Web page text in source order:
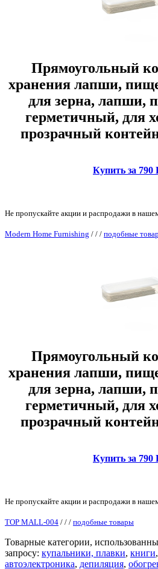
Прямоугольный
хранения лапши,
для зерна, лапши,
герметичный, для
прозрачный
Купить за 790
Не пропускайте акции и распродажи в
Modern Home Furnishing / / / подобные
Прямоугольный
хранения лапши,
для зерна, лапши,
герметичный, для
прозрачный
Купить за 790
Не пропускайте акции и распродажи в
TOP MALL-004 / / / подобные товары
Товарные категории,
запросу: купальники, плавки, книги,
автоэлектроника, депиляция,